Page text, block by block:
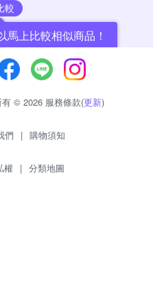
較
馬上比較相似商品！
© 2026 服務條款(更新)
們 | 購物須知
權 | 分類地圖